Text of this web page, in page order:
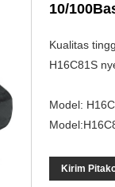
10/
Kualitas
H16C81S
Model:
Kirim